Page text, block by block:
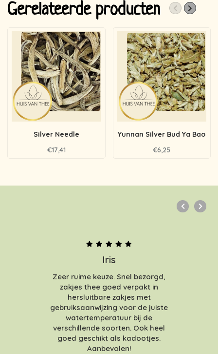
Gerelateerde producten
Silver Needle
€17,41
Yunnan Silver Bud Ya Bao
€6,25
Iris
Zeer ruime keuze. Snel bezorgd,
zakjes thee goed verpakt in
hersluitbare zakjes met
gebruiksaanwijzing voor de juiste
watertemperatuur bij de
verschillende soorten. Ook heel
goed geschikt als kadootjes.
Aanbevolen!